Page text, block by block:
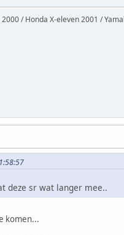
/ Honda X-eleven 2001 /
deze sr wat langer mee..
komen...